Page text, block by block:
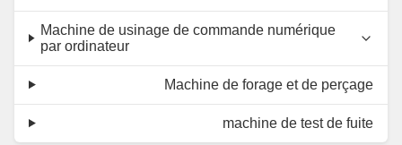
Machine de usinage de commande numérique
par ordinateur
Machine de forage et de perçage
machine de test de fuite